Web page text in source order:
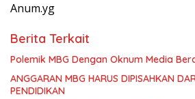
Anum.yg
Berita Terkait
Polemik MBG Dengan Oknum Media
ANGGARAN MBG HARUS DIPISAHKAN
PENDIDIKAN